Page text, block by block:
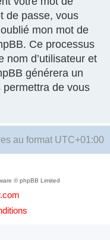
de passe, vous
mon mot de
Ce processus
nom d’utilisateur et
générera un
de vous
au format UTC+01:00
© phpBB Limited